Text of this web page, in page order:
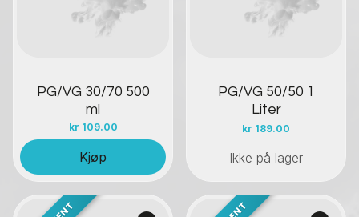
PG/VG 30/70 500
ml
kr 109.00
Kjøp
PG/VG 50/50 1
Liter
kr 189.00
Ikke på lager